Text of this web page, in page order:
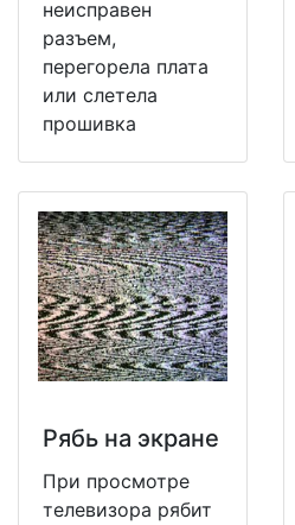
неисправен
разъем,
перегорела плата
или слетела
прошивка
Рябь на экране
При просмотре
телевизора рябит